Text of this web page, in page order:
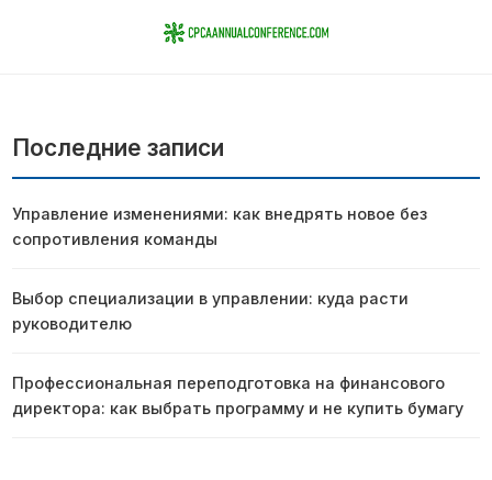
Последние записи
Управление изменениями: как внедрять новое без
сопротивления команды
Выбор специализации в управлении: куда расти
руководителю
Профессиональная переподготовка на финансового
директора: как выбрать программу и не купить бумагу